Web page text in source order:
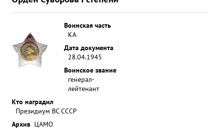
Воинская часть
КА
Дата документа
28.04.1945
Воинское звание
генерал-
лейтенант
Кто наградил
Президиум ВС СССР
Архив ЦАМО